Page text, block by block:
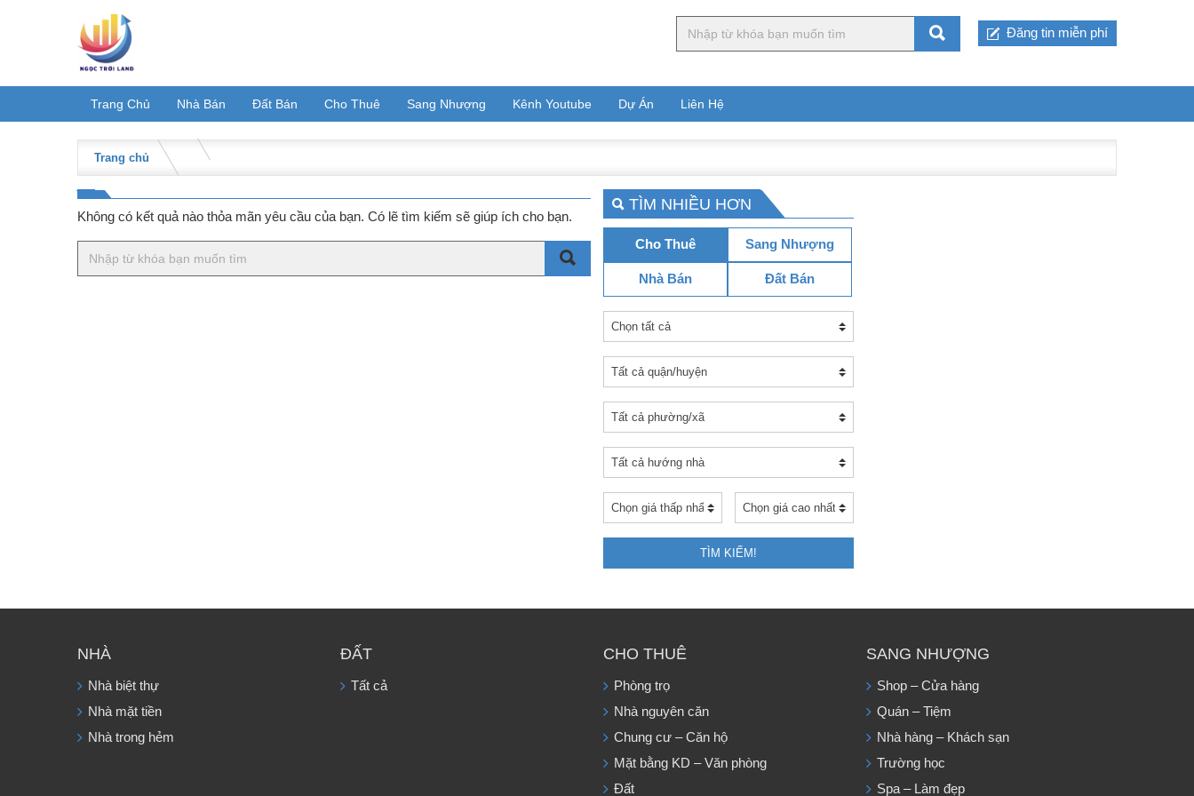
Đăng tin miễn phí
Trang Chủ Nhà Bán Đất Bán Cho Thuê Sang Nhượng Kênh Youtube Dự Án Liên Hệ
Trang chủ
Không có kết quả nào thỏa mãn yêu cầu của bạn. Có lẽ tìm kiếm sẽ giúp ích cho bạn.
TÌM NHIỀU HƠN
Cho Thuê Sang Nhượng
Nhà Bán Đất Bán
TÌM KIẾM!
NHÀ
Nhà biệt thự
Nhà mặt tiền
Nhà trong hẻm
ĐẤT
Tất cả
CHO THUÊ
Phòng trọ
Nhà nguyên căn
Chung cư – Căn hộ
Mặt bằng KD – Văn phòng
Đất
SANG NHƯỢNG
Shop – Cửa hàng
Quán – Tiệm
Nhà hàng – Khách sạn
Trường học
Spa – Làm đẹp